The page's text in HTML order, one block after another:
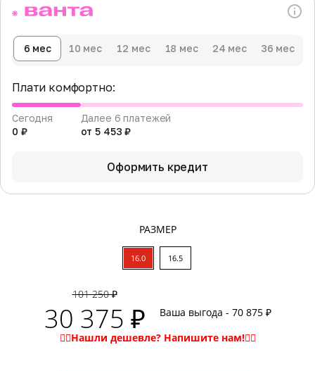
101 250 ₽
30 375 ₽ Ваша выгода - 70 875 ₽
6 мес 10 мес 12 мес 18 мес 24 мес 36 мес
Плати комфортно:
Сегодня
0 ₽
Далее 6 платежей
от 5 453 ₽
Оформить кредит
РАЗМЕР
16.0 16.5